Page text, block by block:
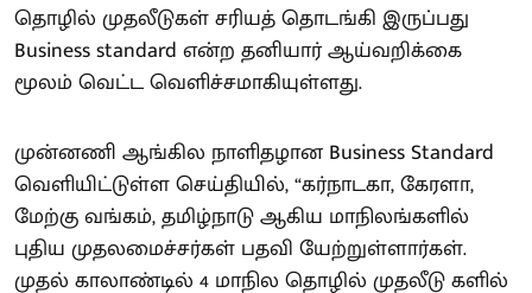
தொழில் முதலீடுகள் சரியத் தொடங்கி இருப்பது
Business standard என்ற தனியார் ஆய்வறிக்கை
மூலம் வெட்ட வெளிச்சமாகியுள்ளது.
முன்னணி ஆங்கில நாளிதழான Business Standard
வெளியிட்டுள்ள செய்தியில், “கர்நாடகா, கேரளா,
மேற்கு வங்கம், தமிழ்நாடு ஆகிய மாநிலங்களில்
புதிய முதலமைச்சர்கள் பதவி யேற்றுள்ளார்கள்.
முதல் காலாண்டில் 4 மாநில தொழில் முதலீடு களில்